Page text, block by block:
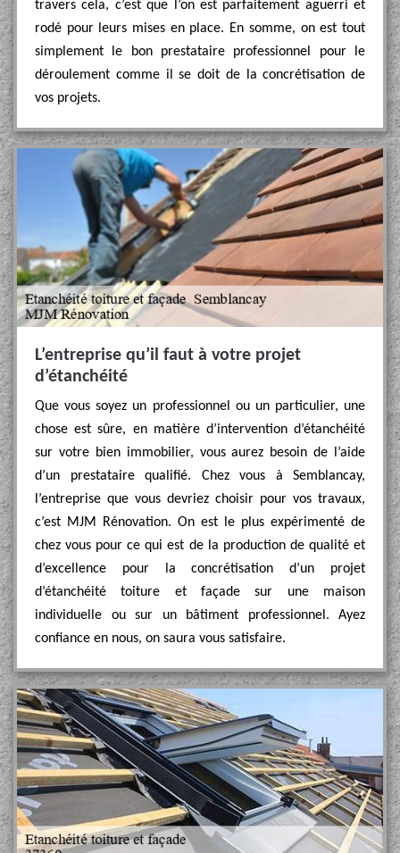
travers cela, c’est que l’on est parfaitement aguerri et
rodé pour leurs mises en place. En somme, on est tout
simplement le bon prestataire professionnel pour le
déroulement comme il se doit de la concrétisation de
vos projets.
L’entreprise qu’il faut à votre projet
d’étanchéité
Que vous soyez un professionnel ou un particulier, une
chose est sûre, en matière d’intervention d’étanchéité
sur votre bien immobilier, vous aurez besoin de l’aide
d’un prestataire qualifié. Chez vous à Semblancay,
l’entreprise que vous devriez choisir pour vos travaux,
c’est MJM Rénovation. On est le plus expérimenté de
chez vous pour ce qui est de la production de qualité et
d’excellence pour la concrétisation d’un projet
d’étanchéité toiture et façade sur une maison
individuelle ou sur un bâtiment professionnel. Ayez
confiance en nous, on saura vous satisfaire.